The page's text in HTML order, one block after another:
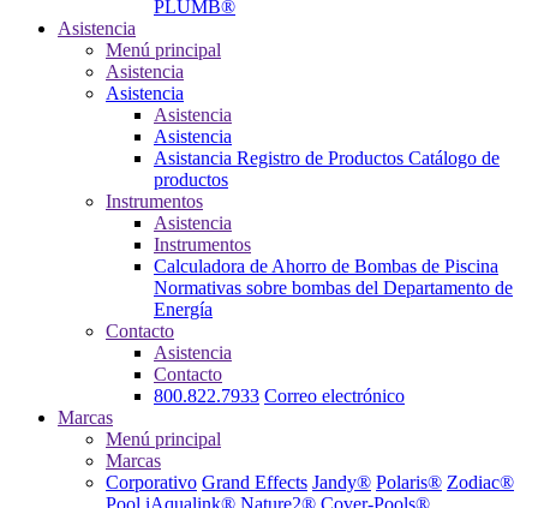
PLUMB®
Asistencia
Menú principal
Asistencia
Asistencia
Asistencia
Asistencia
Asistancia Registro de Productos Catálogo de
productos
Instrumentos
Asistencia
Instrumentos
Calculadora de Ahorro de Bombas de Piscina
Normativas sobre bombas del Departamento de
Energía
Contacto
Asistencia
Contacto
800.822.7933 Correo electrónico
Marcas
Menú principal
Marcas
Corporativo Grand Effects Jandy® Polaris® Zodiac®
Pool iAqualink® Nature2® Cover-Pools®